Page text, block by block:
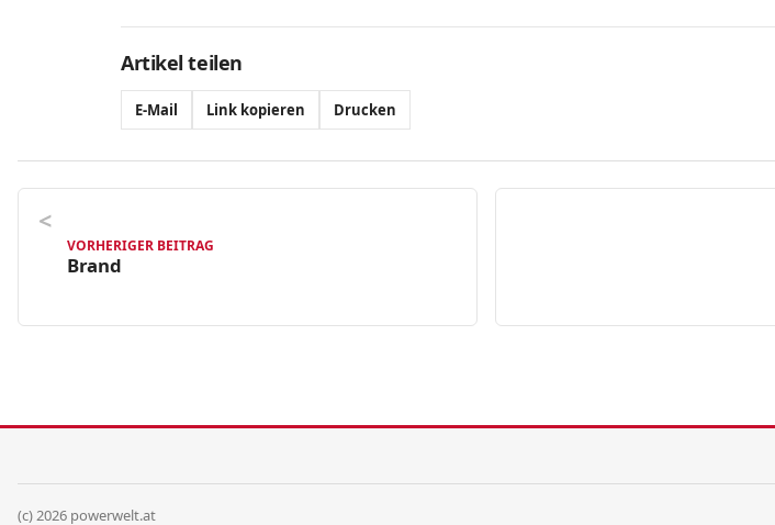
Artikel teilen
E-Mail Link kopieren Drucken
VORHERIGER BEITRAG
Brand
(c) 2026 powerwelt.at